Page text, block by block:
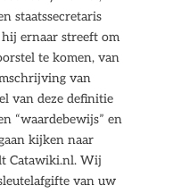
staatssecretaris
ernaar streeft om
te komen, van
van
van deze definitie
“waardebewijs” en
kijken naar
Catawiki.nl. Wij
van uw